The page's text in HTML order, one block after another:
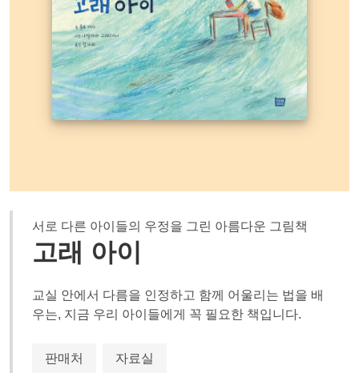
서로 다른 아이들의 우정을 그린 아름다운 그림책
고래 아이
교실 안에서 다름을 인정하고 함께 어울리는 법을 배
우는, 지금 우리 아이들에게 꼭 필요한 책입니다.
판매처 자료실